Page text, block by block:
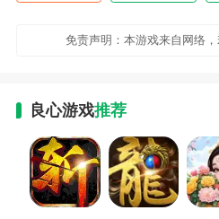
免责声明：本游戏来自网络
良心游戏推荐